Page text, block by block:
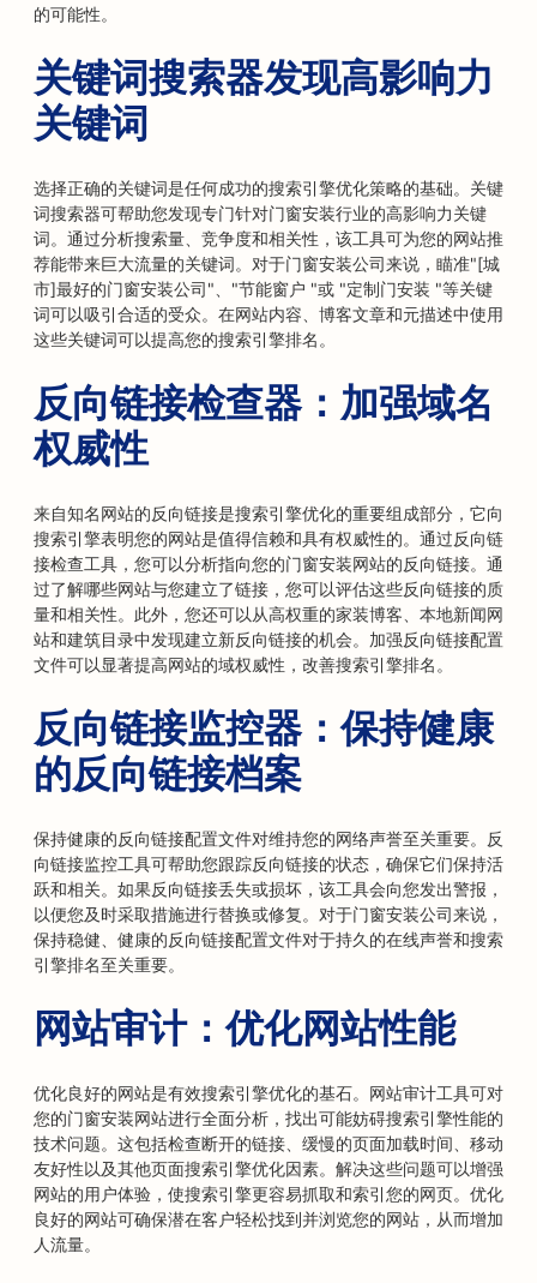
的可能性。
关键词搜索器发现高影响力
关键词
选择正确的关键词是任何成功的搜索引擎优化策略的基础。关键
词搜索器可帮助您发现专门针对门窗安装行业的高影响力关键
词。通过分析搜索量、竞争度和相关性，该工具可为您的网站推
荐能带来巨大流量的关键词。对于门窗安装公司来说，瞄准"[城
市]最好的门窗安装公司"、"节能窗户 "或 "定制门安装 "等关键
词可以吸引合适的受众。在网站内容、博客文章和元描述中使用
这些关键词可以提高您的搜索引擎排名。
反向链接检查器：加强域名
权威性
来自知名网站的反向链接是搜索引擎优化的重要组成部分，它向
搜索引擎表明您的网站是值得信赖和具有权威性的。通过反向链
接检查工具，您可以分析指向您的门窗安装网站的反向链接。通
过了解哪些网站与您建立了链接，您可以评估这些反向链接的质
量和相关性。此外，您还可以从高权重的家装博客、本地新闻网
站和建筑目录中发现建立新反向链接的机会。加强反向链接配置
文件可以显著提高网站的域权威性，改善搜索引擎排名。
反向链接监控器：保持健康
的反向链接档案
保持健康的反向链接配置文件对维持您的网络声誉至关重要。反
向链接监控工具可帮助您跟踪反向链接的状态，确保它们保持活
跃和相关。如果反向链接丢失或损坏，该工具会向您发出警报，
以便您及时采取措施进行替换或修复。对于门窗安装公司来说，
保持稳健、健康的反向链接配置文件对于持久的在线声誉和搜索
引擎排名至关重要。
网站审计：优化网站性能
优化良好的网站是有效搜索引擎优化的基石。网站审计工具可对
您的门窗安装网站进行全面分析，找出可能妨碍搜索引擎性能的
技术问题。这包括检查断开的链接、缓慢的页面加载时间、移动
友好性以及其他页面搜索引擎优化因素。解决这些问题可以增强
网站的用户体验，使搜索引擎更容易抓取和索引您的网页。优化
良好的网站可确保潜在客户轻松找到并浏览您的网站，从而增加
人流量。